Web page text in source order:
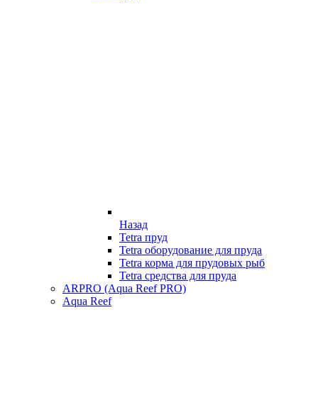
Назад
Tetra пруд
Tetra оборудование для пруда
Tetra корма для прудовых рыб
Tetra средства для пруда
ARPRO (Aqua Reef PRO)
Aqua Reef